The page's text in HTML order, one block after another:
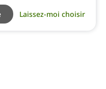
Laissez-moi choisir